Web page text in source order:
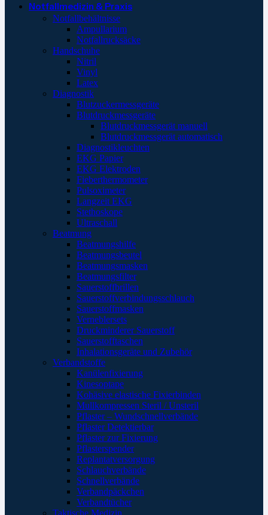
Notfallmedizin & Praxis
Notfallbehältnisse
Ampullarium
Notfallrucksäcke
Handschuhe
Nitril
Vinyl
Latex
Diagnostik
Blutzuckermessgeräte
Blutdruckmessgeräte
Blutdruckmessgerät manuell
Blutdruckmessgerät automatisch
Diagnostikleuchten
EKG Papier
EKG Elektroden
Fieberthermometer
Pulsoximeter
Langzeit EKG
Stethoskope
Ultraschall
Beatmung
Beatmungshilfe
Beatmungsbeutel
Beatmungsmasken
Beatmungsfilter
Sauerstoffbrillen
Sauerstoffverbindungsschlauch
Sauerstoffmasken
Verneblersets
Druckminderer Sauerstoff
Sauerstofftaschen
Inhalationsgeräte und Zubehör
Verbandstoffe
Kanülenfixierung
Kinesoptape
Kohäsive elastische Fixierbinden
Mullkompressen Steril / Unsteril
Pflaster – Wundschnellverbände
Pflaster Detektierbar
Pflaster zur Fixierung
Pflasterspender
Replantatversorgung
Schlauchverbände
Schnellverbände
Verbandpäckchen
Verbandtücher
Taktische Medizin